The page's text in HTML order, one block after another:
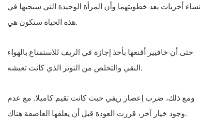
نساء أخريات بعد خطوبتهما وأن المرأة الوحيدة التي سيحبها في
هذه الحياة ستكون هي.
حتى أن خافيير أقنعها بأخذ إجازة في الريف للاستمتاع بالهواء
النقي والتخلص من التوتر الذي كانت تعيشه.
ومع ذلك، ضرب إعصار ريفي حيث كانت تقيم كاميلا. مع عدم
وجود خيار آخر، قررت العودة قبل أن يعلقها العاصفة هناك.